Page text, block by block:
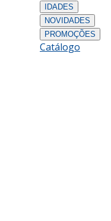
IDADES
NOVIDADES
PROMOÇÕES
Catálogo